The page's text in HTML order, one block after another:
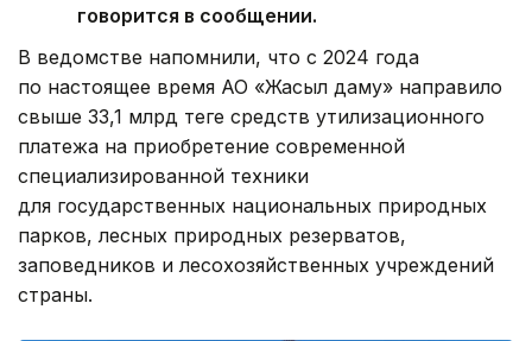
говорится в сообщении.
В ведомстве напомнили, что с 2024 года
по настоящее время АО «Жасыл даму» направило
свыше 33,1 млрд теңге средств утилизационного
платежа на приобретение современной
специализированной техники
для государственных национальных природных
парков, лесных природных резерватов,
заповедников и лесохозяйственных учреждений
страны.